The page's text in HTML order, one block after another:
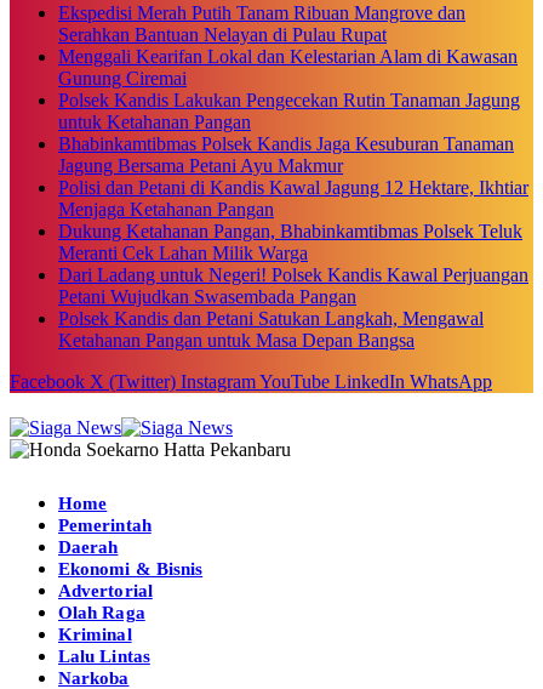
Ekspedisi Merah Putih Tanam Ribuan Mangrove dan
Serahkan Bantuan Nelayan di Pulau Rupat
Menggali Kearifan Lokal dan Kelestarian Alam di Kawasan
Gunung Ciremai
Polsek Kandis Lakukan Pengecekan Rutin Tanaman Jagung
untuk Ketahanan Pangan
Bhabinkamtibmas Polsek Kandis Jaga Kesuburan Tanaman
Jagung Bersama Petani Ayu Makmur
Polisi dan Petani di Kandis Kawal Jagung 12 Hektare, Ikhtiar
Menjaga Ketahanan Pangan
Dukung Ketahanan Pangan, Bhabinkamtibmas Polsek Teluk
Meranti Cek Lahan Milik Warga
Dari Ladang untuk Negeri! Polsek Kandis Kawal Perjuangan
Petani Wujudkan Swasembada Pangan
Polsek Kandis dan Petani Satukan Langkah, Mengawal
Ketahanan Pangan untuk Masa Depan Bangsa
Facebook X (Twitter) InstagramYouTube LinkedIn WhatsApp
Home
Pemerintah
Daerah
Ekonomi & Bisnis
Advertorial
Olah Raga
Kriminal
Lalu Lintas
Narkoba